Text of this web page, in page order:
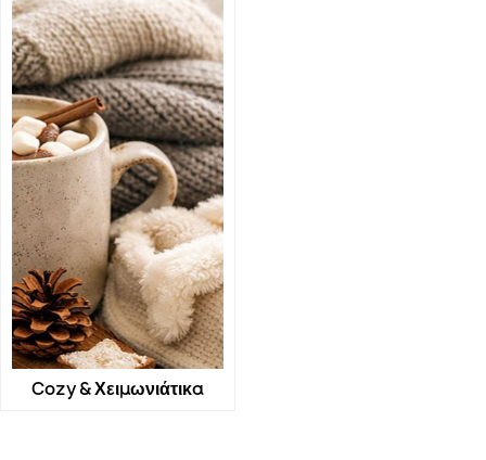
Cozy & Χειμωνιάτικα